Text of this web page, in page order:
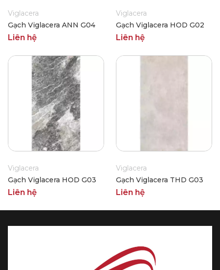
Viglacera
Gạch Viglacera ANN G04
Liên hệ
Viglacera
Gạch Viglacera HOD G02
Liên hệ
Viglacera
Gạch Viglacera HOD G03
Liên hệ
Viglacera
Gạch Viglacera THD G03
Liên hệ